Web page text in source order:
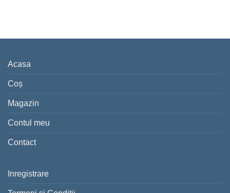
Acasa
Coș
Magazin
Contul meu
Contact
Inregistrare